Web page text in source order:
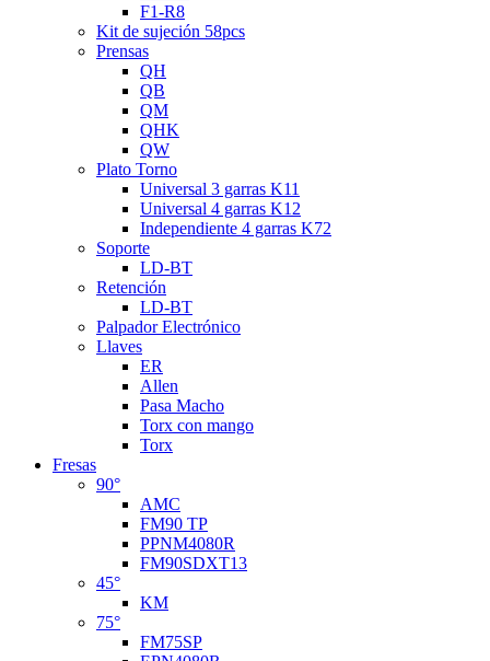
F1-R8
Kit de sujeción 58pcs
Prensas
QH
QB
QM
QHK
QW
Plato Torno
Universal 3 garras K11
Universal 4 garras K12
Independiente 4 garras K72
Soporte
LD-BT
Retención
LD-BT
Palpador Electrónico
Llaves
ER
Allen
Pasa Macho
Torx con mango
Torx
Fresas
90°
AMC
FM90 TP
PPNM4080R
FM90SDXT13
45°
KM
75°
FM75SP